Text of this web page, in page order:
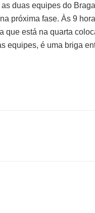
duas equipes do
próxima fase. Às 9
que está na quarta
equipes, é uma briga